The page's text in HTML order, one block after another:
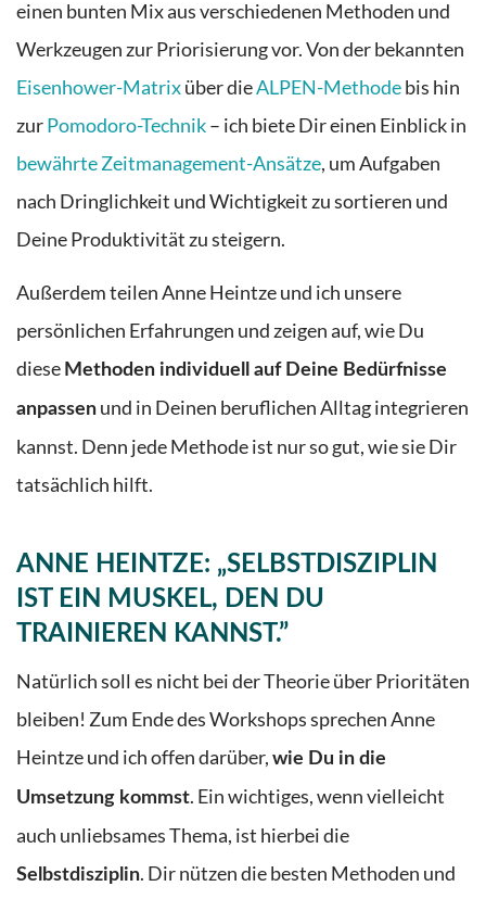
einen bunten Mix aus verschiedenen Methoden und
Werkzeugen zur Priorisierung vor. Von der bekannten
Eisenhower-Matrixüber dieALPEN-Methodebis hin
zurPomodoro-Technik– ich biete Dir einen Einblick in
bewährte Zeitmanagement-Ansätze, um Aufgaben
nach Dringlichkeit und Wichtigkeit zu sortieren und
Deine Produktivität zu steigern.
Außerdem teilen Anne Heintze und ich unsere
persönlichen Erfahrungen und zeigen auf, wie Du
diese Methoden individuell auf Deine Bedürfnisse
anpassen und in Deinen beruflichen Alltag integrieren
kannst. Denn jede Methode ist nur so gut, wie sie Dir
tatsächlich hilft.
ANNE HEINTZE: „SELBSTDISZIPLIN
IST EIN MUSKEL, DEN DU
TRAINIEREN KANNST.”
Natürlich soll es nicht bei der Theorie über Prioritäten
bleiben! Zum Ende des Workshops sprechen Anne
Heintze und ich offen darüber, wie Du in die
Umsetzung kommst. Ein wichtiges, wenn vielleicht
auch unliebsames Thema, ist hierbei die
Selbstdisziplin. Dir nützen die besten Methoden und